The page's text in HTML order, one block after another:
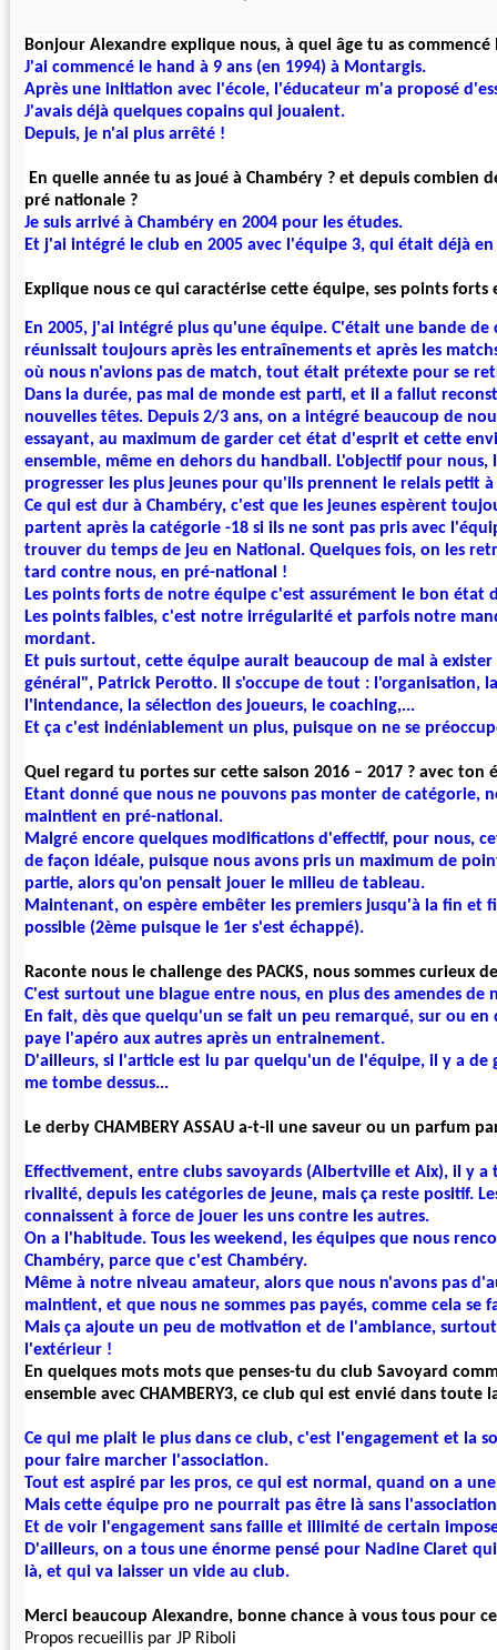
Bonjour Alexandre explique nous, à quel âge tu as commencé
J'ai commencé le hand à 9 ans (en 1994) à Montargis.
Après une initiation avec l'école, l'éducateur m'a proposé
J'avais déjà quelques copains qui jouaient.
Depuis, je n'ai plus arrêté !
En quelle année tu as joué à Chambéry ? et depuis combien
pré nationale ?
Je suis arrivé à Chambéry en 2004 pour les études.
Et j'ai intégré le club en 2005 avec l'équipe 3, qui était déjà
Explique nous ce qui caractérise cette équipe, ses points forts
En 2005, j'ai intégré plus qu'une équipe. C'était une bande de
réunissait toujours après les entraînements et après les
où nous n'avions pas de match, tout était prétexte pour se
Dans la durée, pas mal de monde est parti, et il a fallut
nouvelles têtes. Depuis 2/3 ans, on a intégré beaucoup de
essayant, au maximum de garder cet état d'esprit et cette
ensemble, même en dehors du handball. L'objectif pour nous,
progresser les plus jeunes pour qu'ils prennent le relais petit
Ce qui est dur à Chambéry, c'est que les jeunes espèrent
partent après la catégorie -18 si ils ne sont pas pris avec
trouver du temps de jeu en National. Quelques fois, on les
tard contre nous, en pré-national !
Les points forts de notre équipe c'est assurément le bon état
Les points faibles, c'est notre irrégularité et parfois notre
mordant.
Et puis surtout, cette équipe aurait beaucoup de mal à exister
général", Patrick Perotto. Il s'occupe de tout : l'organisation,
l'intendance, la sélection des joueurs, le coaching,...
Et ça c'est indéniablement un plus, puisque on ne se
Quel regard tu portes sur cette saison 2016 – 2017 ? avec ton
Etant donné que nous ne pouvons pas monter de catégorie,
maintient en pré-national.
Malgré encore quelques modifications d'effectif, pour nous,
de façon idéale, puisque nous avons pris un maximum de
partie, alors qu'on pensait jouer le milieu de tableau.
Maintenant, on espère embêter les premiers jusqu'à la fin et
possible (2ème puisque le 1er s'est échappé).
Raconte nous le challenge des PACKS, nous sommes curieux
C'est surtout une blague entre nous, en plus des amendes de
En fait, dès que quelqu'un se fait un peu remarqué, sur ou
paye l'apéro aux autres après un entrainement.
D'ailleurs, si l'article est lu par quelqu'un de l'équipe, il y a de
me tombe dessus...
Le derby CHAMBERY ASSAU a-t-il une saveur ou un parfum
Effectivement, entre clubs savoyards (Albertville et Aix), il y
rivalité, depuis les catégories de jeune, mais ça reste positif.
connaissent à force de jouer les uns contre les autres.
On a l'habitude. Tous les weekend, les équipes que nous
Chambéry, parce que c'est Chambéry.
Même à notre niveau amateur, alors que nous n'avons pas
maintient, et que nous ne sommes pas payés, comme cela se
Mais ça ajoute un peu de motivation et de l'ambiance,
l'extérieur !
En quelques mots mots que penses-tu du club Savoyard
ensemble avec CHAMBERY3, ce club qui est envié dans toute
Ce qui me plait le plus dans ce club, c'est l'engagement et la
pour faire marcher l'association.
Tout est aspiré par les pros, ce qui est normal, quand on a
Mais cette équipe pro ne pourrait pas être là sans
Et de voir l'engagement sans faille et illimité de certain
D'ailleurs, on a tous une énorme pensé pour Nadine Claret
là, et qui va laisser un vide au club.
Merci beaucoup Alexandre, bonne chance à vous tous pour
Propos recueillis par JP Riboli